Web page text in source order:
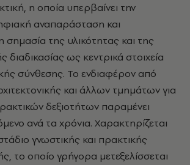
η οποία υπερβαίνει την
αναπαράσταση και
σημασία της υλικότητας και της
διαδικασίας ως κεντρικά στοιχεία
σύνθεσης. Το ενδιαφέρον από
και άλλων τμημάτων για
δεξιοτήτων παραμένει
ανά τα χρόνια. Χαρακτηρίζεται
γνωστικής και πρακτικής
το οποίο γρήγορα μετεξελίσσεται